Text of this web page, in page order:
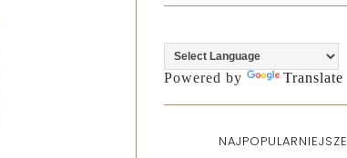
Powered by Translate
NAJPOPULARNIEJSZE